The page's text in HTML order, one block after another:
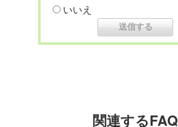
いいえ
関連するFAQ